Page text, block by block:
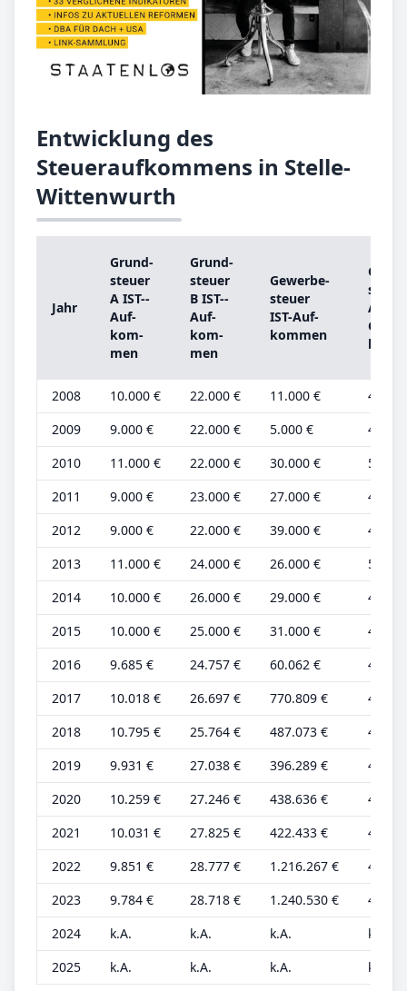
Entwicklung des
Steueraufkommens in Stelle-
Wittenwurth
Jahr
Grund­
steu­er
A IST-­
Auf­
kom­
men
Grund­
steu­er
B IST-­
Auf­
kom­
men
Ge­wer­be­
steu­er
IST-­Auf­
kom­men
steu­er
A
2008 10.000 € 22.000 € 11.000 €
4.000
2009
9.000 € 22.000 € 5.000 €
4.000
2010
11.000 € 22.000 € 30.000 €
5.000
2011
9.000 € 23.000 € 27.000 €
4.000
2012
9.000 € 22.000 € 39.000 €
4.000
2013
11.000 € 24.000 € 26.000 €
5.000
2014
10.000 € 26.000 € 29.000 €
4.000
2015
10.000 € 25.000 € 31.000 €
4.000
2016
9.685 € 24.757 € 60.062 €
4.304
2017
10.018 € 26.697 € 770.809 €
4.452
2018
10.795 € 25.764 € 487.073 €
4.798
2019
9.931 € 27.038 € 396.289 €
4.414
2020
10.259 € 27.246 € 438.636 €
4.560
2021
10.031 € 27.825 € 422.433 €
4.458
2022
9.851 € 28.777 € 1.216.267 €
4.378
2023
9.784 € 28.718 € 1.240.530 €
4.348
2024
k.A. k.A. k.A.
k.A.
2025
k.A. k.A. k.A. k.A.